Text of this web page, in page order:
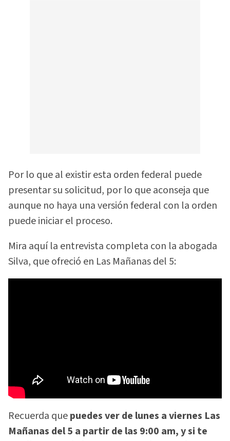
Por lo que al existir esta orden federal puede
presentar su solicitud, por lo que aconseja que
aunque no haya una versión federal con la orden
puede iniciar el proceso.
Mira aquí la entrevista completa con la abogada
Silva, que ofreció en Las Mañanas del 5:
Recuerda quepuedes ver de lunes a viernes Las
Mañanas del 5 a partir de las 9:00 am, y si te